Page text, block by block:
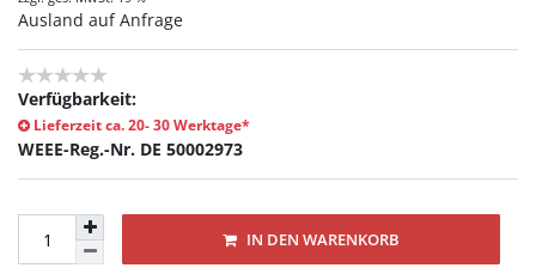
Ausland auf Anfrage
Verfügbarkeit:
Lieferzeit ca. 20- 30 Werktage*
WEEE-Reg.-Nr. DE 50002973
IN DEN WARENKORB